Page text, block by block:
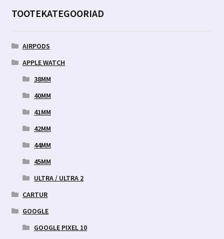
TOOTEKATEGOORIAD
AIRPODS
APPLE WATCH
38MM
40MM
41MM
42MM
44MM
45MM
ULTRA / ULTRA 2
CARTUR
GOOGLE
GOOGLE PIXEL 10